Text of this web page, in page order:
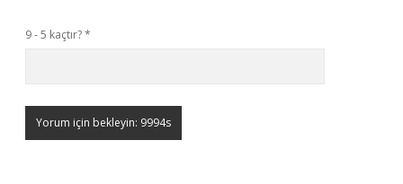
9 - 5 kaçtır?*